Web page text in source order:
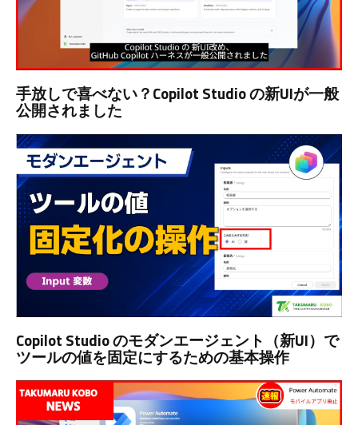
手放しで喜べない？Copilot Studio の新UIが一般
公開されました
Copilot Studio のモダンエージェント（新UI）で
ツールの値を固定にするための基本操作